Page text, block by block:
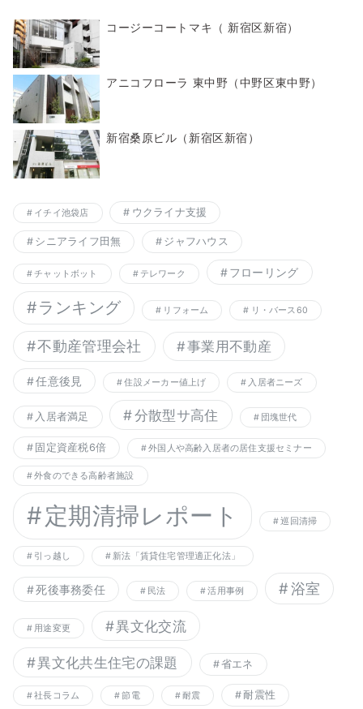
コージーコートマキ（ 新宿区新宿）
アニコフローラ 東中野（中野区東中野）
新宿桑原ビル（新宿区新宿）
イチイ池袋店 ウクライナ支援
シニアライフ田無 ジャフハウス
チャットボット テレワーク フローリング
ランキング リフォーム リ・バース60
不動産管理会社 事業用不動産
任意後見 住設メーカー値上げ 入居者ニーズ
入居者満足 分散型サ高住 団塊世代
固定資産税6倍 外国人や高齢入居者の居住支援セミナー
外食のできる高齢者施設
定期清掃レポート 巡回清掃
引っ越し 新法「賃貸住宅管理適正化法」
死後事務委任 民法 活用事例 浴室
用途変更 異文化交流
異文化共生住宅の課題 省エネ
社長コラム 節電 耐震 耐震性